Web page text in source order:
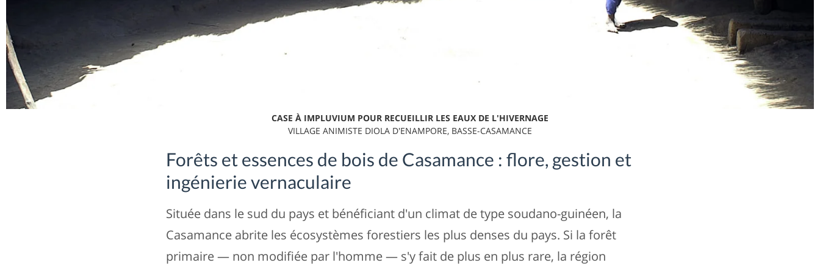
CASE À IMPLUVIUM POUR RECUEILLIR LES EAUX DE L'HIVERNAGE
VILLAGE ANIMISTE DIOLA D'ENAMPORE, BASSE-CASAMANCE
Forêts et essences de bois de Casamance : flore, gestion et
ingénierie vernaculaire
Située dans le sud du pays et bénéficiant d'un climat de type soudano-guinéen, la
Casamance abrite les écosystèmes forestiers les plus denses du pays. Si la forêt
primaire — non modifiée par l'homme — s'y fait de plus en plus rare, la région